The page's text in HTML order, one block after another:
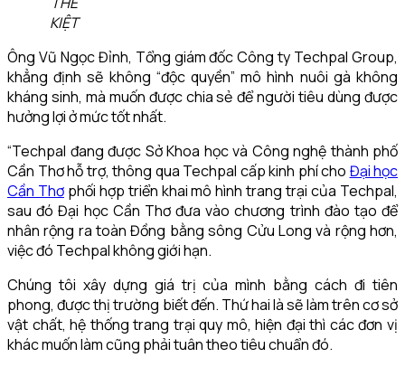
KIỆT
Ông Vũ Ngọc Đỉnh, Tổng giám đốc Công ty Techpal Group,
khẳng định sẽ không “độc quyền” mô hình nuôi gà không
kháng sinh, mà muốn được chia sẻ để người tiêu dùng được
hưởng lợi ở mức tốt nhất.
“Techpal đang được Sở Khoa học và Công nghệ thành phố
Cần Thơ hỗ trợ, thông qua Techpal cấp kinh phí cho Đại học
Cần Thơphối hợp triển khai mô hình trang trại của Techpal,
sau đó Đại học Cần Thơ đưa vào chương trình đào tạo để
nhân rộng ra toàn Đồng bằng sông Cửu Long và rộng hơn,
việc đó Techpal không giới hạn.
Chúng tôi xây dựng giá trị của mình bằng cách đi tiên
phong, được thị trường biết đến. Thứ hai là sẽ làm trên cơ sở
vật chất, hệ thống trang trại quy mô, hiện đại thì các đơn vị
khác muốn làm cũng phải tuân theo tiêu chuẩn đó.